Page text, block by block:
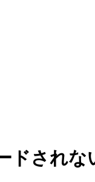
ドされな